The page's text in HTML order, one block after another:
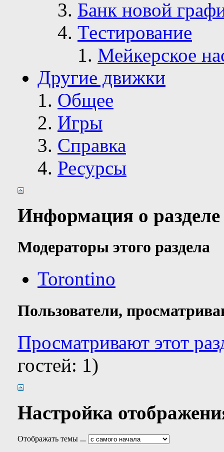
Банк новой
Тестирование
Мейкерское
Другие движки
Общее
Игры
Справка
Ресурсы
Информация о
Модераторы этого раздела
Torontino
Пользователи,
Просматривают этот
гостей: 1)
Настройка
Отображать темы ...